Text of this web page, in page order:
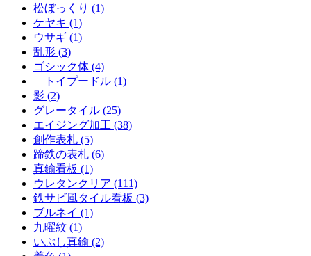
松ぼっくり (1)
ケヤキ (1)
ウサギ (1)
乱形 (3)
ゴシック体 (4)
トイプードル (1)
影 (2)
グレータイル (25)
エイジング加工 (38)
創作表札 (5)
蹄鉄の表札 (6)
真鍮看板 (1)
ウレタンクリア (111)
鉄サビ風タイル看板 (3)
ブルネイ (1)
九曜紋 (1)
いぶし真鍮 (2)